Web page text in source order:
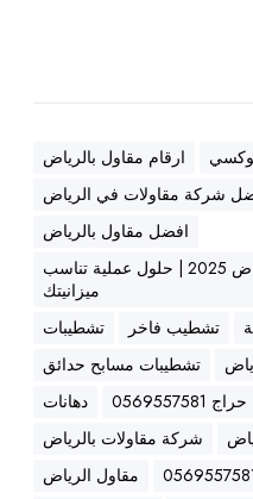
ارقام مقاول بالرياض
شركة مقاولات في الرياض
افضل مقاول بالرياض
التشطيب الاقتصادي والعادي بالرياض 2025 | حلول عملية تناسب
ميزانيتك
تشطيب فاخر
تشطيبات
تشطيبات مسابح حدائق
حراج 0569557581
دهانات
شركة مقاولات بالرياض
مقاول الرياض